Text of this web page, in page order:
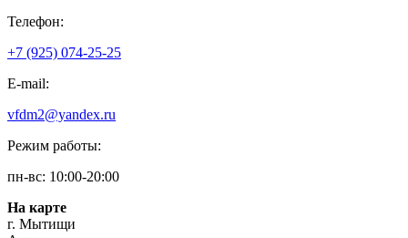
Телефон:
+7 (925) 074-25-25
E-mail:
vfdm2@yandex.ru
Режим работы:
пн-вс: 10:00-20:00
На карте
г. Мытищи